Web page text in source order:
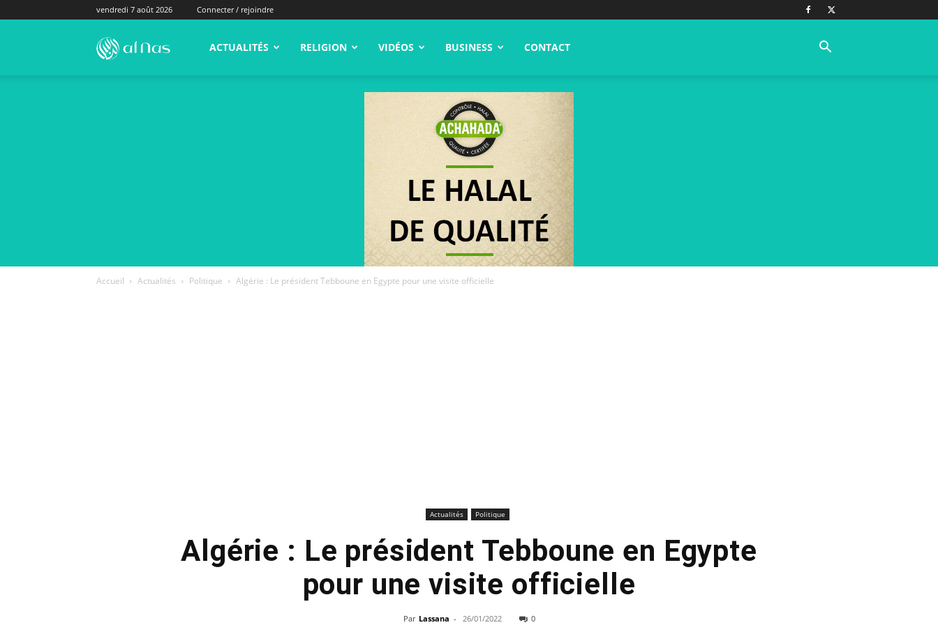
vendredi 7 août 2026 Connecter / rejoindre
alNas.fr ACTUALITÉS RELIGION VIDÉOS BUSINESS CONTACT
Accueil Actualités Politique Algérie : Le président Tebboune en Egypte pour une visite officielle
Actualités Politique
Algérie : Le président Tebboune en Egypte
pour une visite officielle
Par Lassana - 26/01/2022 0